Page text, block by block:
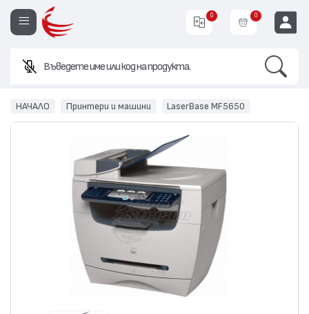
Въведете име или код на продукта.
0 0
НАЧАЛО Принтери и машини LaserBase MF5650